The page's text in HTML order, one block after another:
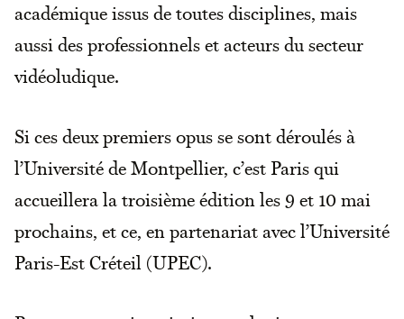
académique issus de toutes disciplines, mais
aussi des professionnels et acteurs du secteur
vidéoludique.
Si ces deux premiers opus se sont déroulés à
l’Université de Montpellier, c’est Paris qui
accueillera la troisième édition les 9 et 10 mai
prochains, et ce, en partenariat avec l’Université
Paris-Est Créteil (UPEC).